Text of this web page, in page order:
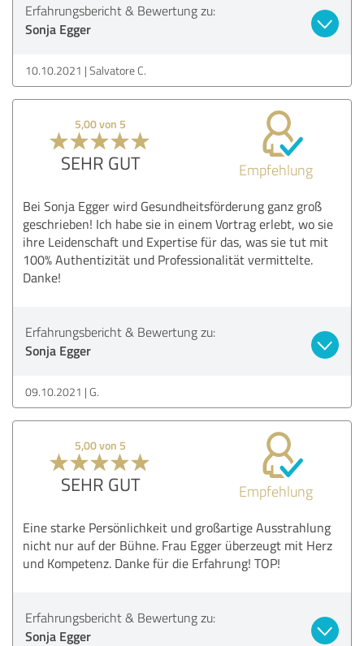
Erfahrungsbericht & Bewertung zu:
Sonja Egger
10.10.2021 Salvatore C.
5,00 von 5
SEHR GUT Empfehlung
Bei Sonja Egger wird Gesundheitsförderung ganz groß
geschrieben! Ich habe sie in einem Vortrag erlebt, wo sie
ihre Leidenschaft und Expertise für das, was sie tut mit
100% Authentizität und Professionalität vermittelte.
Danke!
Erfahrungsbericht & Bewertung zu:
Sonja Egger
09.10.2021 G.
5,00 von 5
SEHR GUT Empfehlung
Eine starke Persönlichkeit und großartige Ausstrahlung
nicht nur auf der Bühne. Frau Egger überzeugt mit Herz
und Kompetenz. Danke für die Erfahrung! TOP!
Erfahrungsbericht & Bewertung zu:
Sonja Egger